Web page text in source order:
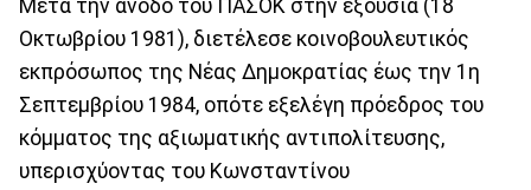
Μετά την άνοδο του ΠΑΣΟΚ στην εξουσία (18
Οκτωβρίου 1981), διετέλεσε κοινοβουλευτικός
εκπρόσωπος της Νέας Δημοκρατίας έως την 1η
Σεπτεμβρίου 1984, οπότε εξελέγη πρόεδρος του
κόμματος της αξιωματικής αντιπολίτευσης,
υπερισχύοντας του Κωνσταντίνου